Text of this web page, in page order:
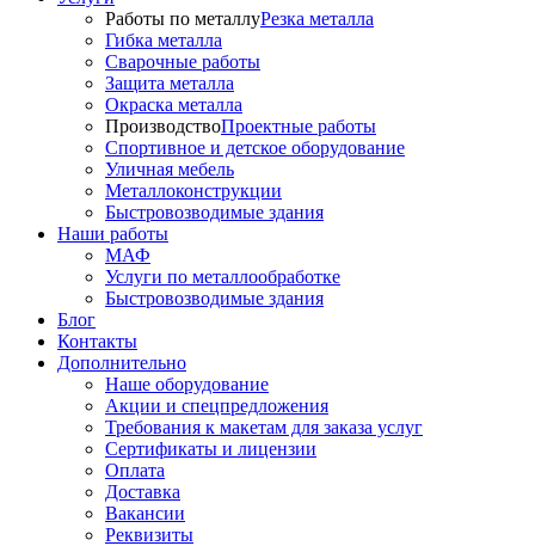
Работы по металлуРезка металла
Гибка металла
Сварочные работы
Защита металла
Окраска металла
ПроизводствоПроектные работы
Спортивное и детское оборудование
Уличная мебель
Металлоконструкции
Быстровозводимые здания
Наши работы
МАФ
Услуги по металлообработке
Быстровозводимые здания
Блог
Контакты
Дополнительно
Наше оборудование
Акции и спецпредложения
Требования к макетам для заказа услуг
Сертификаты и лицензии
Оплата
Доставка
Вакансии
Реквизиты